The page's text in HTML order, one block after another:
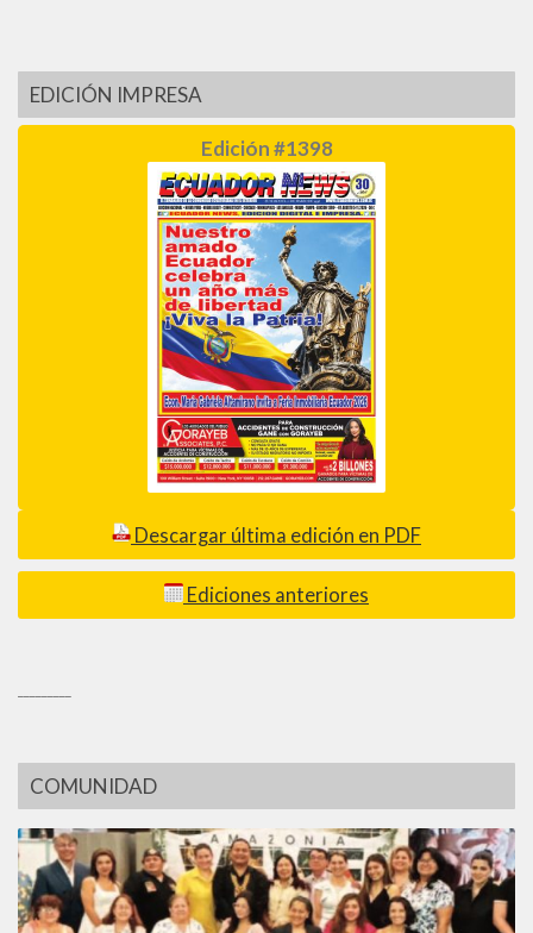
EDICIÓN IMPRESA
Edición #1398
Descargar última edición en PDF
Ediciones anteriores
COMUNIDAD